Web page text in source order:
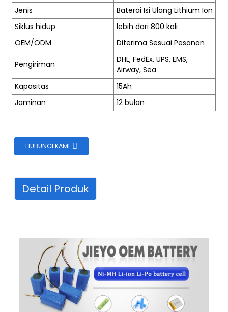
Jenis
Baterai Isi Ulang Lithium Ion
Siklus hidup
lebih dari 800 kali
OEM/ODM
Diterima Sesuai Pesanan
Pengiriman
DHL, FedEx, UPS, EMS,
Airway, Sea
Kapasitas
15Ah
Jaminan
12 bulan
HUBUNGI KAMI
Detail Produk